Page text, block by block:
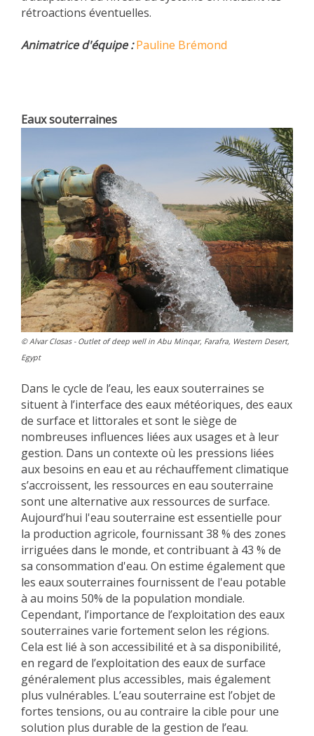
rétroactions éventuelles.
Animatrice d'équipe : Pauline Brémond
Eaux souterraines
© Alvar Closas - Outlet of deep well in Abu Minqar, Farafra, Western Desert,
Egypt
Dans le cycle de l’eau, les eaux souterraines se
situent à l’interface des eaux météoriques, des eaux
de surface et littorales et sont le siège de
nombreuses influences liées aux usages et à leur
gestion. Dans un contexte où les pressions liées
aux besoins en eau et au réchauffement climatique
s’accroissent, les ressources en eau souterraine
sont une alternative aux ressources de surface.
Aujourd’hui l'eau souterraine est essentielle pour
la production agricole, fournissant 38 % des zones
irriguées dans le monde, et contribuant à 43 % de
sa consommation d'eau. On estime également que
les eaux souterraines fournissent de l'eau potable
à au moins 50% de la population mondiale.
Cependant, l’importance de l’exploitation des eaux
souterraines varie fortement selon les régions.
Cela est lié à son accessibilité et à sa disponibilité,
en regard de l’exploitation des eaux de surface
généralement plus accessibles, mais également
plus vulnérables. L’eau souterraine est l’objet de
fortes tensions, ou au contraire la cible pour une
solution plus durable de la gestion de l’eau.